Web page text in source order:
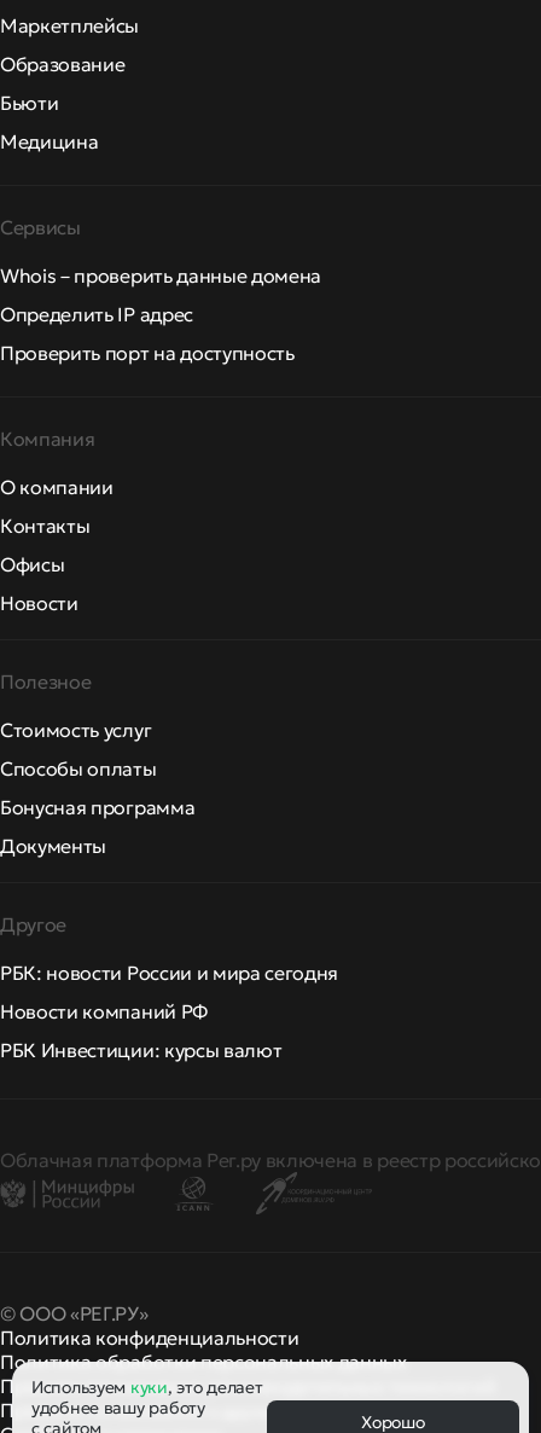
Маркетплейсы
Образование
Бьюти
Медицина
Сервисы
Whois – проверить данные домена
Определить IP адрес
Проверить порт на доступность
Компания
О компании
Контакты
Офисы
Новости
Полезное
Стоимость услуг
Способы оплаты
Бонусная программа
Документы
Другое
РБК: новости России и мира сегодня
Новости компаний РФ
РБК Инвестиции: курсы валют
Облачная платформа Рег.ру включена в реестр
© ООО «РЕГ.РУ»
Политика конфиденциальности
Политика обработки персональных данных
Правила применения рекомендательных технологий
Правила пользованияи другие
правила и политики
Используем куки, это делает
удобнее вашу работу
с сайтом
Хорошо